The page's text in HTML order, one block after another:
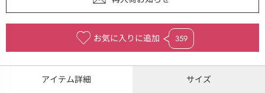
お気に入りに追加 359
アイテム詳細 サイズ